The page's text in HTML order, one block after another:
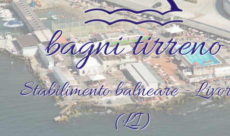
bagni tirreno
Stabilimento balneare -
(LI)